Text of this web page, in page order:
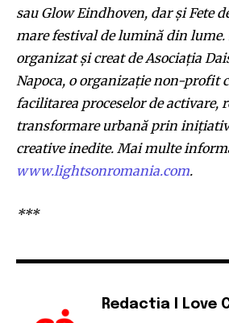
sau Glow Eindhoven, dar și Fete
mare festival de lumină din lume.
organizat și creat de Asociația
Napoca, o organizație non-profit
facilitarea proceselor de activare,
transformare urbană prin
creative inedite. Mai multe
www.lightsonromania.com.
***
Redactia I Love